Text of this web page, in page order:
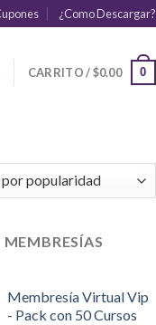
¿Como Descargar?
CARRITO /$0.00 0
MEMBRESÍAS
Membresía Virtual Vip
- Pack con 50 Cursos